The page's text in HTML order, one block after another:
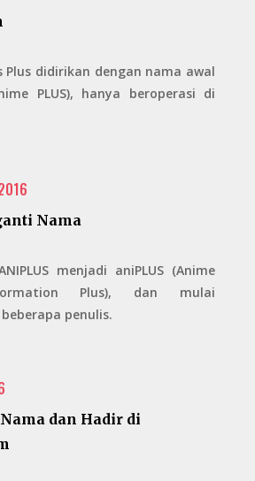
Plus didirikan dengan nama awal
PLUS), hanya beroperasi di
Nama
menjadi aniPLUS (Anime
Plus), dan mulai
penulis.
dan Hadir di